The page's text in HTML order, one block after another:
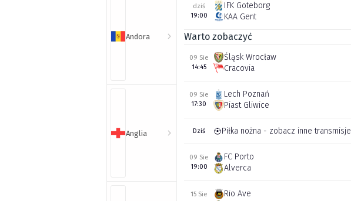
Andora
Anglia
dziś
19:00
IFK Goteborg
KAA Gent
Warto zobaczyć
09 Sie
14:45
Śląsk Wrocław
Cracovia
09 Sie
17:30
Lech Poznań
Piast Gliwice
Dziś Piłka nożna - zobacz inne transmisje
09 Sie
19:00
FC Porto
Alverca
15 Sie
Rio Ave